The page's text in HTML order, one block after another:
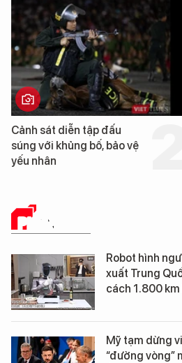
sát diễn tập đấu
với khủng bố, bảo vệ
nhân
PHÂN TÍCH
Robot hình
xuất Trung
cách 1.800 km
Mỹ tạm dừng
“đường vòng”